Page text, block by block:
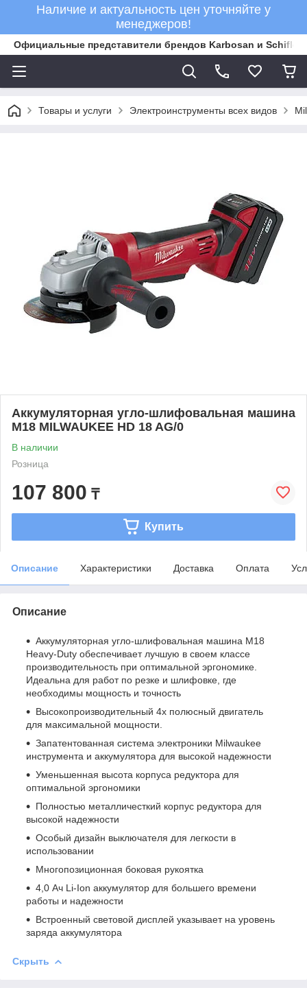
Наличие и актуальность цен уточняйте у
менеджеров!
Официальные представители брендов Karbosan и Schifler
Товары и услуги Электроинструменты всех видов
Аккумуляторная угло-шлифовальная машина
М18 MILWAUKEE HD 18 AG/0
В наличии
Розница
107 800 ₸
Купить
Описание Характеристики Доставка Оплата
Описание
Аккумуляторная угло-шлифовальная машина М18
Heavy-Duty обеспечивает лучшую в своем классе
производительность при оптимальной эргономике.
Идеальна для работ по резке и шлифовке, где
необходимы мощность и точность
Высокопроизводительный 4х полюсный двигатель
для максимальной мощности.
Запатентованная система электроники Milwaukee
инструмента и аккумулятора для высокой надежности
Уменьшенная высота корпуса редуктора для
оптимальной эргономики
Полностью металличесткий корпус редуктора для
высокой надежности
Особый дизайн выключателя для легкости в
использовании
Многопозиционная боковая рукоятка
4,0 Ач Li-Ion аккумулятор для большего времени
работы и надежности
Встроенный световой дисплей указывает на уровень
заряда аккумулятора
Скрыть